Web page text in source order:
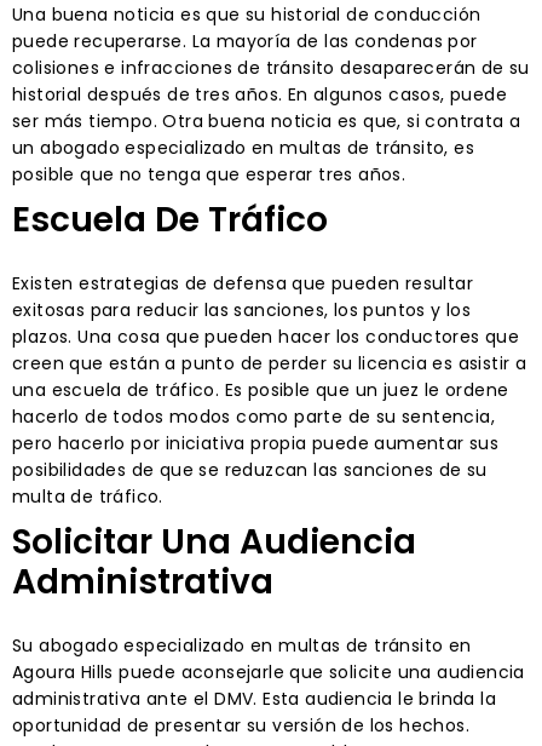
Una buena noticia es que su historial de conducción
puede recuperarse. La mayoría de las condenas por
colisiones e infracciones de tránsito desaparecerán de su
historial después de tres años. En algunos casos, puede
ser más tiempo. Otra buena noticia es que, si contrata a
un abogado especializado en multas de tránsito, es
posible que no tenga que esperar tres años.
Escuela De Tráfico
Existen estrategias de defensa que pueden resultar
exitosas para reducir las sanciones, los puntos y los
plazos. Una cosa que pueden hacer los conductores que
creen que están a punto de perder su licencia es asistir a
una escuela de tráfico. Es posible que un juez le ordene
hacerlo de todos modos como parte de su sentencia,
pero hacerlo por iniciativa propia puede aumentar sus
posibilidades de que se reduzcan las sanciones de su
multa de tráfico.
Solicitar Una Audiencia
Administrativa
Su abogado especializado en multas de tránsito en
Agoura Hills puede aconsejarle que solicite una audiencia
administrativa ante el DMV. Esta audiencia le brinda la
oportunidad de presentar su versión de los hechos.